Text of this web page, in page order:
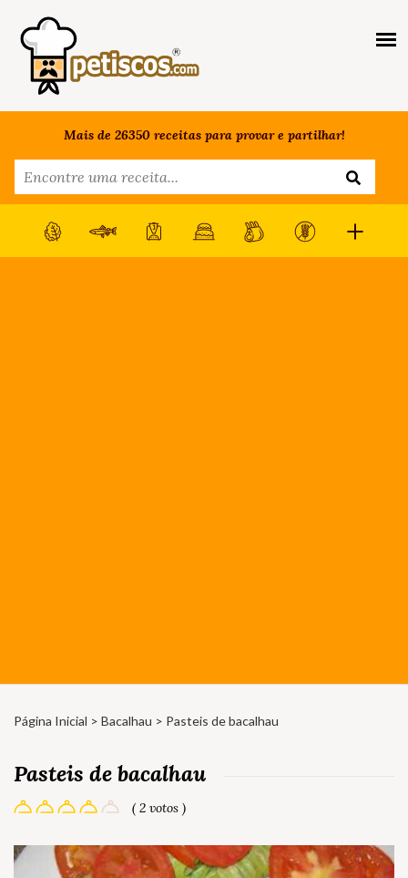
Mais de 26350 receitas para provar e partilhar!
Página Inicial > Bacalhau > Pasteis de bacalhau
Pasteis de bacalhau
( 2 votos )